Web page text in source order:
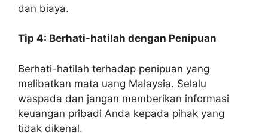
dan biaya.
Tip 4: Berhati-hatilah dengan Penipuan
Berhati-hatilah terhadap penipuan yang
melibatkan mata uang Malaysia. Selalu
waspada dan jangan memberikan informasi
keuangan pribadi Anda kepada pihak yang
tidak dikenal.